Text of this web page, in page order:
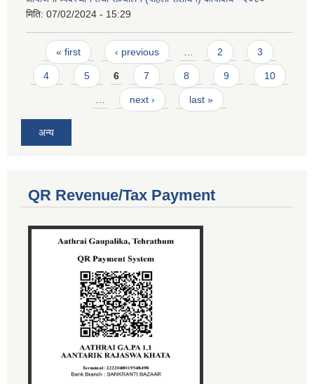
मिति: 07/02/2024 - 15:29
Pages
« first ‹ previous … 2 3
4 5 6 7 8 9 10
… next › last »
अन्य
QR Revenue/Tax Payment